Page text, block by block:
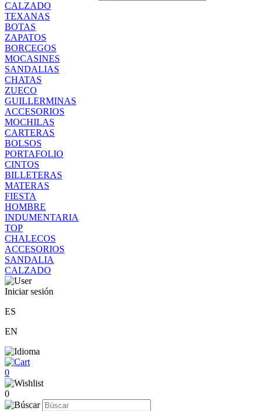
CALZADO
TEXANAS
BOTAS
ZAPATOS
BORCEGOS
MOCASINES
SANDALIAS
CHATAS
ZUECO
GUILLERMINAS
ACCESORIOS
MOCHILAS
CARTERAS
BOLSOS
PORTAFOLIO
CINTOS
BILLETERAS
MATERAS
FIESTA
HOMBRE
INDUMENTARIA
TOP
CHALECOS
ACCESORIOS
SANDALIA
CALZADO
Iniciar sesión
ES
EN
0
0